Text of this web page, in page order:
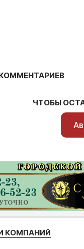
ЧТОБЫ
КОМПАНИЙ